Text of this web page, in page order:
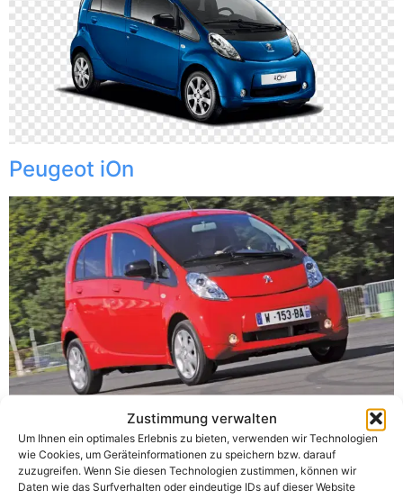
Zustimmung verwalten
Um Ihnen ein optimales Erlebnis zu bieten, verwenden wir Technologien
wie Cookies, um Geräteinformationen zu speichern bzw. darauf
zuzugreifen. Wenn Sie diesen Technologien zustimmen, können wir
Daten wie das Surfverhalten oder eindeutige IDs auf dieser Website
Peugeot iOn